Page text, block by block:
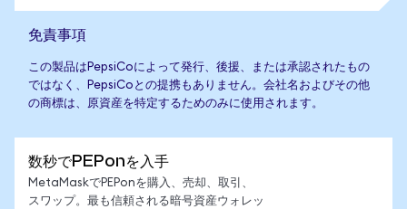
免責事項
この製品はPepsiCoによって発行、後援、または承認されたもの
ではなく、PepsiCoとの提携もありません。会社名およびその他
の商標は、原資産を特定するためのみに使用されます。
数秒でPEPonを入手
MetaMaskでPEPonを購入、売却、取引、
スワップ。最も信頼される暗号資産ウォレッ